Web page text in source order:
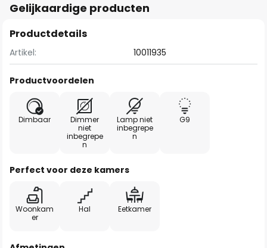
Gelijkaardige producten
Productdetails
Artikel: 10011935
Productvoordelen
Dimbaar
Dimmer
niet
inbegrepe
n
Lamp niet
inbegrepe
n
G9
Perfect voor deze kamers
Woonkam
er
Hal Eetkamer